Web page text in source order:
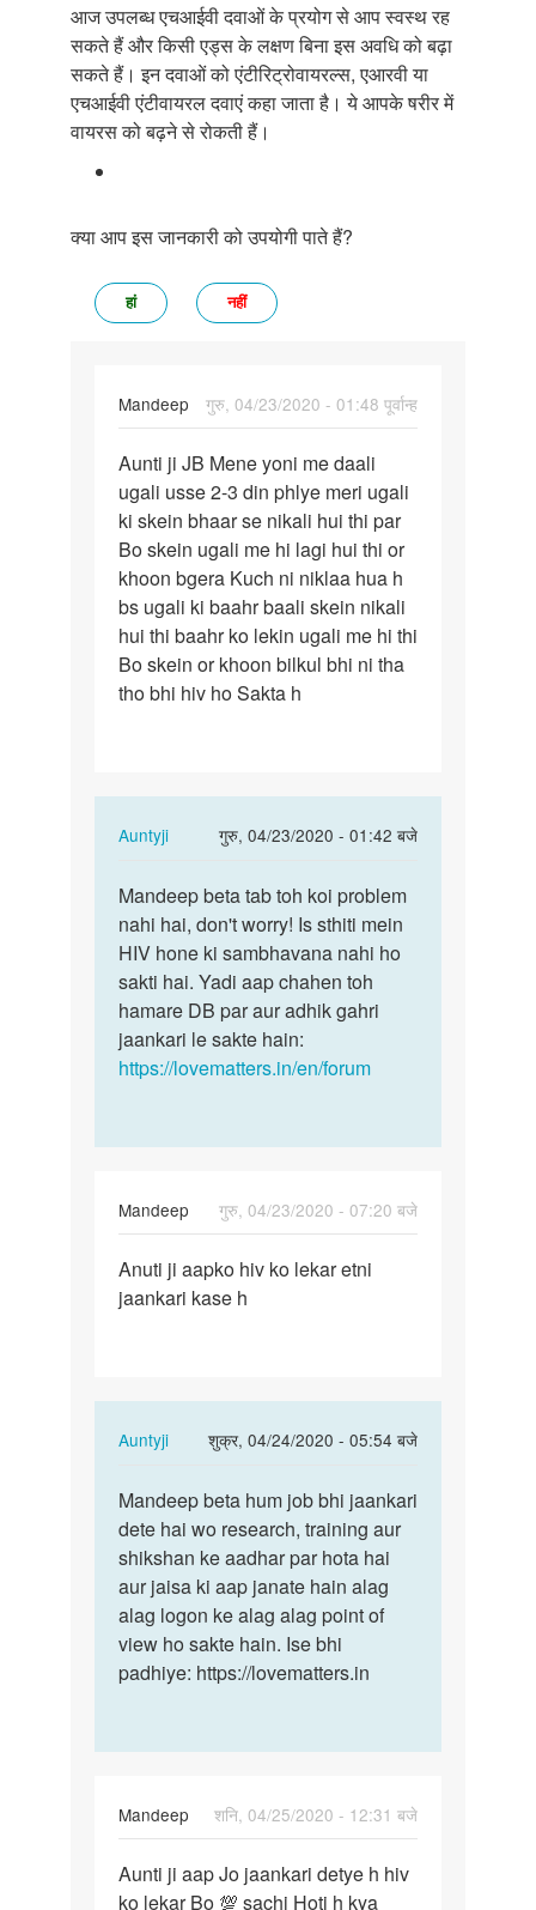
आज उपलब्ध एचआईवी दवाओं के प्रयोग से आप स्वस्थ रह
सकते हैं और किसी एड्स के लक्षण बिना इस अवधि को बढ़ा
सकते हैं। इन दवाओं को एंटीरिट्रोवायरल्स, एआरवी या
एचआईवी एंटीवायरल दवाएं कहा जाता है। ये आपके षरीर में
वायरस को बढ़ने से रोकती हैं।
क्या आप इस जानकारी को उपयोगी पाते हैं?
हां नहीं
Mandeep
गुरु, 04/23/2020 - 01:48 पूर्वान्ह
Aunti
ji
JB
Mene
yoni
me…
Aunti ji JB Mene yoni me daali
ugali usse 2-3 din phlye meri ugali
ki skein bhaar se nikali hui thi par
Bo skein ugali me hi lagi hui thi or
khoon bgera Kuch ni niklaa hua h
bs ugali ki baahr baali skein nikali
hui thi baahr ko lekin ugali me hi thi
Bo skein or khoon bilkul bhi ni tha
tho bhi hiv ho Sakta h
Auntyji
गुरु, 04/23/2020 - 01:42 बजे
In
to
Aunti
ji
JB
Mene
yoni
me…
Mandeep
beta
tab
toh
koi…
Mandeep beta tab toh koi problem
nahi hai, don't worry! Is sthiti mein
HIV hone ki sambhavana nahi ho
sakti hai. Yadi aap chahen toh
hamare DB par aur adhik gahri
jaankari le sakte hain:
https://lovematters.in/en/forum
Mandeep
गुरु, 04/23/2020 - 07:20 बजे
Anuti
ji
Anuti ji aapko hiv ko lekar etni
jaankari kase h
Auntyji
शुक्र, 04/24/2020 - 05:54 बजे
In
to
Anuti
ji
aapko
hiv
ko
lekar…
Mandeep
beta
hum
job
bhi…
Mandeep beta hum job bhi jaankari
dete hai wo research, training aur
shikshan ke aadhar par hota hai
aur jaisa ki aap janate hain alag
alag logon ke alag alag point of
view ho sakte hain. Ise bhi
padhiye: https://lovematters.in
Mandeep
शनि, 04/25/2020 - 12:31 बजे
Aunti
ji
Aunti ji aap Jo jaankari detye h hiv
ko lekar Bo 💯 sachi Hoti h kya